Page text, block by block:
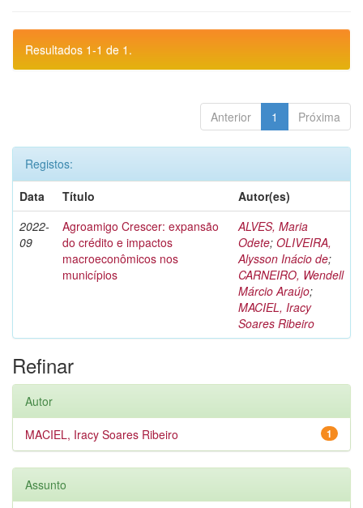
Resultados 1-1 de 1.
Anterior 1 Próxima
Registos:
Data
Título
Autor(es)
2022-
09
Agroamigo Crescer: expansão
do crédito e impactos
macroeconômicos nos
municípios
ALVES, Maria
Odete; OLIVEIRA,
Alysson Inácio de;
CARNEIRO, Wendell
Márcio Araújo;
MACIEL, Iracy
Soares Ribeiro
Refinar
Autor
1
MACIEL, Iracy Soares Ribeiro
Assunto